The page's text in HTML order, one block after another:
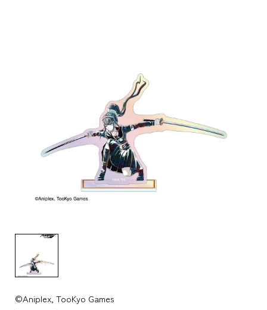
©Aniplex, TooKyo Games